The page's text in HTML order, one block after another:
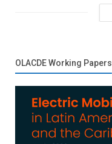
OLACDE Working Papers